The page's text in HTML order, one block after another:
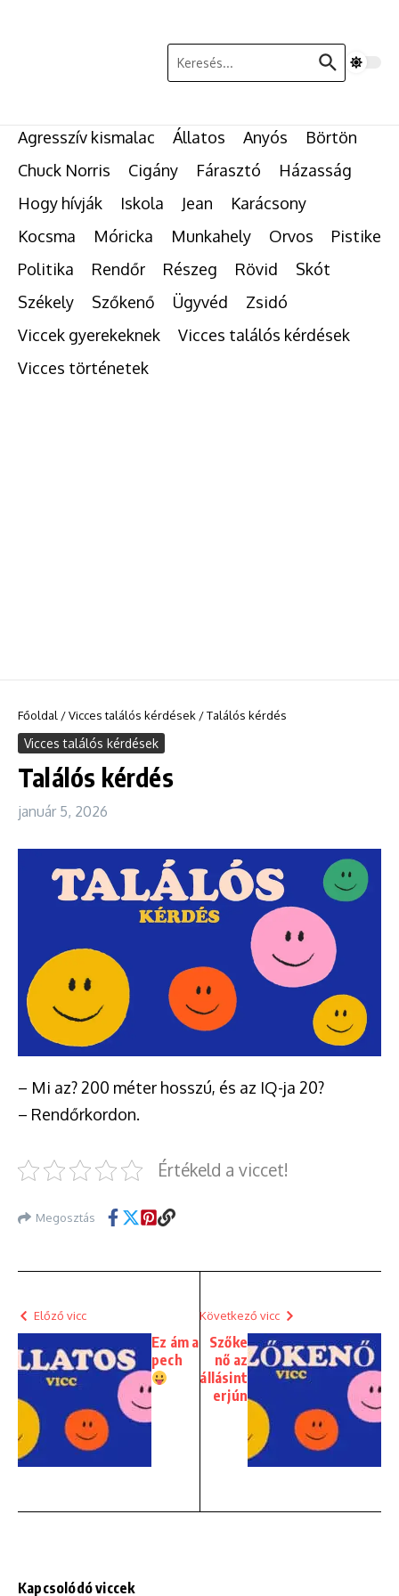
Keresés:
Agresszív kismalac Állatos Anyós
Börtön
Chuck Norris
Cigány Fárasztó
Házasság
Hogy hívják
Iskola Jean
Karácsony
Kocsma
Móricka Munkahely Orvos
Pistike
Politika
Rendőr Részeg Rövid
Skót
Székely
Szőkenő Ügyvéd
Zsidó
Viccek gyerekeknek
Vicces találós kérdések
Vicces történetek
Főoldal /Vicces találós kérdések /Találós kérdés
Vicces találós kérdések
Találós kérdés
január 5, 2026
– Mi az? 200 méter hosszú, és az IQ-ja 20?
– Rendőrkordon.
Értékeld a viccet!
Megosztás
Előző vicc
Ez ám a
pech
Következő vicc
Szőke
nő az
állásint
erjún
Kapcsolódó viccek